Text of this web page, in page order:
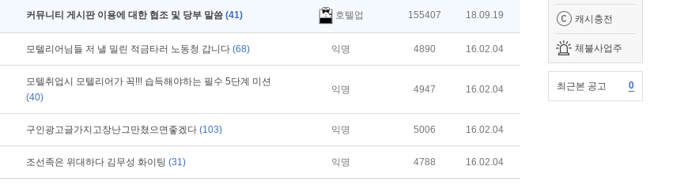
캐시충전
체불사업주
최근본 공고 0
커뮤니티 게시판 이용에 대한 협조 및 당부 말씀 (41) 호텔업 155407 18.09.19
모텔리어님들 저 낼 밀린 적금타러 노동청 갑니다 (68) 익명 4890 16.02.04
모텔취업시 모텔리어가 꼭!!! 습득해야하는 필수 5단계 미션
(40)
익명 4947 16.02.04
구인광고글가지고장난그만쳤으면좋겠다 (103) 익명 5006 16.02.04
조선족은 위대하다 김무성 화이팅 (31) 익명 4788 16.02.04